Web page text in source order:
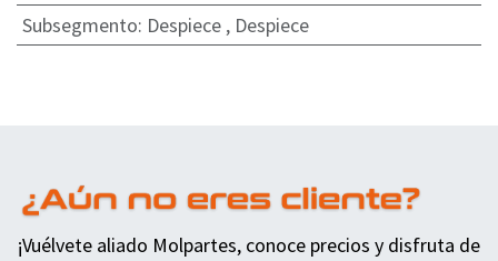
Subsegmento: Despiece, Despiece
¡Vuélvete aliado Molpartes, conoce precios y disfruta de